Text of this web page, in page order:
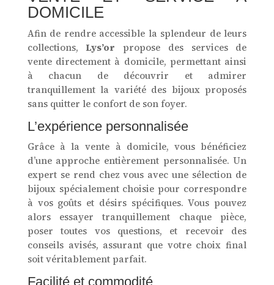
DOMICILE
Afin de rendre accessible la splendeur de leurs
collections,Lys’or propose des services de
vente directement à domicile, permettant ainsi
à chacun de découvrir et admirer
tranquillement la variété des bijoux proposés
sans quitter le confort de son foyer.
L’expérience personnalisée
Grâce à la vente à domicile, vous bénéficiez
d’une approche entièrement personnalisée. Un
expert se rend chez vous avec une sélection de
bijoux spécialement choisie pour correspondre
à vos goûts et désirs spécifiques. Vous pouvez
alors essayer tranquillement chaque pièce,
poser toutes vos questions, et recevoir des
conseils avisés, assurant que votre choix final
soit véritablement parfait.
Facilité et commodité